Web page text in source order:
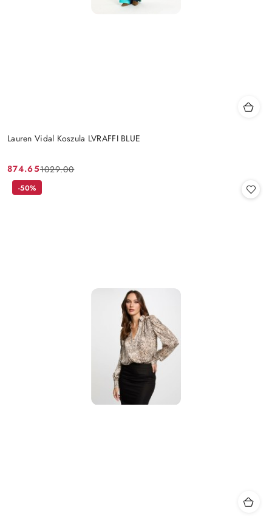
Lauren Vidal Koszula LVRAFFI BLUE
Cena
promocyjna:
874.65
Cena
przed
1029.00
-50%